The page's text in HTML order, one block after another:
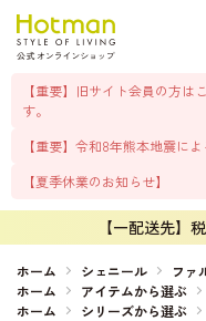
【重要】旧サイト会員の方
す。
【重要】令和8年熊本地震に
【夏季休業のお知らせ】
【一配送先】
ホーム シェニール
ファ
ホーム
アイテムから選ぶ
ホーム
シリーズから選ぶ